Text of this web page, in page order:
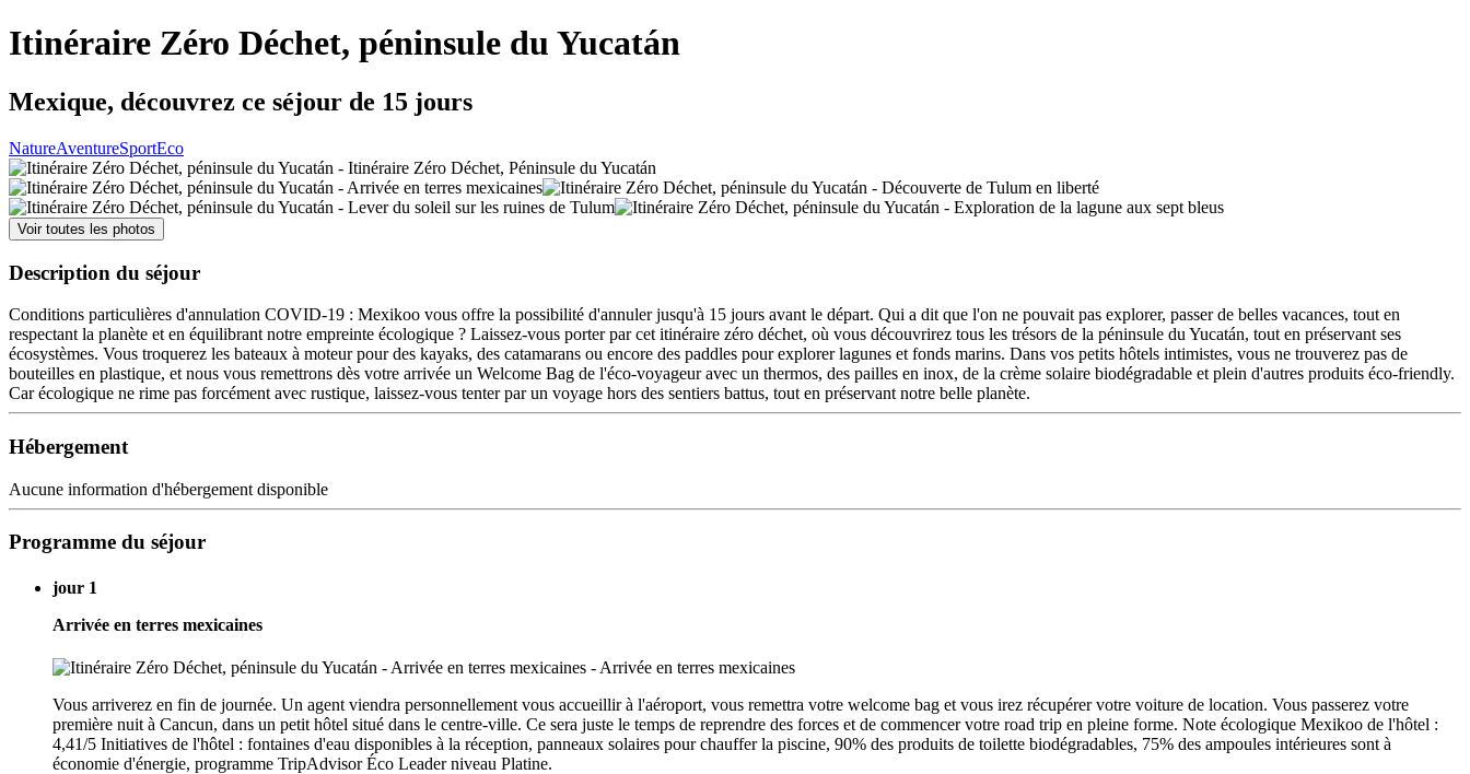
Itinéraire Zéro Déchet, péninsule du Yucatán
Mexique, découvrez ce séjour de 15 jours
NatureAventureSportEco
Voir toutes les photos
Description du séjour
Conditions particulières d'annulation COVID-19 : Mexikoo vous offre la possibilité d'annuler jusqu'à 15 jours avant le départ. Qui a dit que l'on ne pouvait pas explorer, passer de belles vacances, tout en
respectant la planète et en équilibrant notre empreinte écologique ? Laissez-vous porter par cet itinéraire zéro déchet, où vous découvrirez tous les trésors de la péninsule du Yucatán, tout en préservant ses
écosystèmes. Vous troquerez les bateaux à moteur pour des kayaks, des catamarans ou encore des paddles pour explorer lagunes et fonds marins. Dans vos petits hôtels intimistes, vous ne trouverez pas de
bouteilles en plastique, et nous vous remettrons dès votre arrivée un Welcome Bag de l'éco-voyageur avec un thermos, des pailles en inox, de la crème solaire biodégradable et plein d'autres produits éco-friendly.
Car écologique ne rime pas forcément avec rustique, laissez-vous tenter par un voyage hors des sentiers battus, tout en préservant notre belle planète.
Hébergement
Aucune information d'hébergement disponible
Programme du séjour
jour 1
Arrivée en terres mexicaines
Vous arriverez en fin de journée. Un agent viendra personnellement vous accueillir à l'aéroport, vous remettra votre welcome bag et vous irez récupérer votre voiture de location. Vous passerez votre
première nuit à Cancun, dans un petit hôtel situé dans le centre-ville. Ce sera juste le temps de reprendre des forces et de commencer votre road trip en pleine forme. Note écologique Mexikoo de l'hôtel :
4,41/5 Initiatives de l'hôtel : fontaines d'eau disponibles à la réception, panneaux solaires pour chauffer la piscine, 90% des produits de toilette biodégradables, 75% des ampoules intérieures sont à
économie d'énergie, programme TripAdvisor Éco Leader niveau Platine.